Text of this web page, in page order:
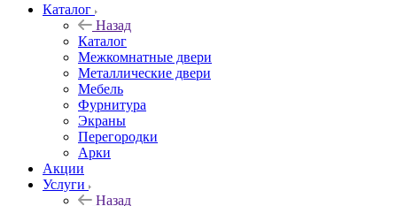
Каталог
Назад
Каталог
Межкомнатные двери
Металлические двери
Мебель
Фурнитура
Экраны
Перегородки
Арки
Акции
Услуги
Назад